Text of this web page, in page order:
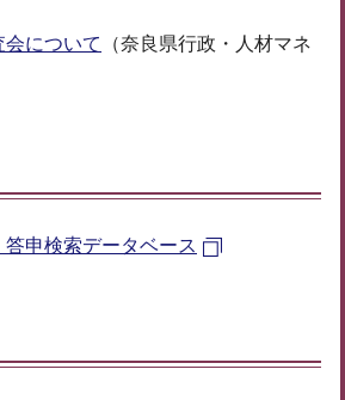
について
（奈良県行政・人材マネ
申検索データベース